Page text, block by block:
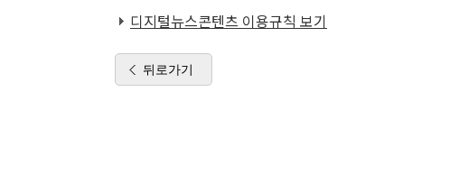
디지털뉴스콘텐츠 이용규칙 보기
뒤로가기